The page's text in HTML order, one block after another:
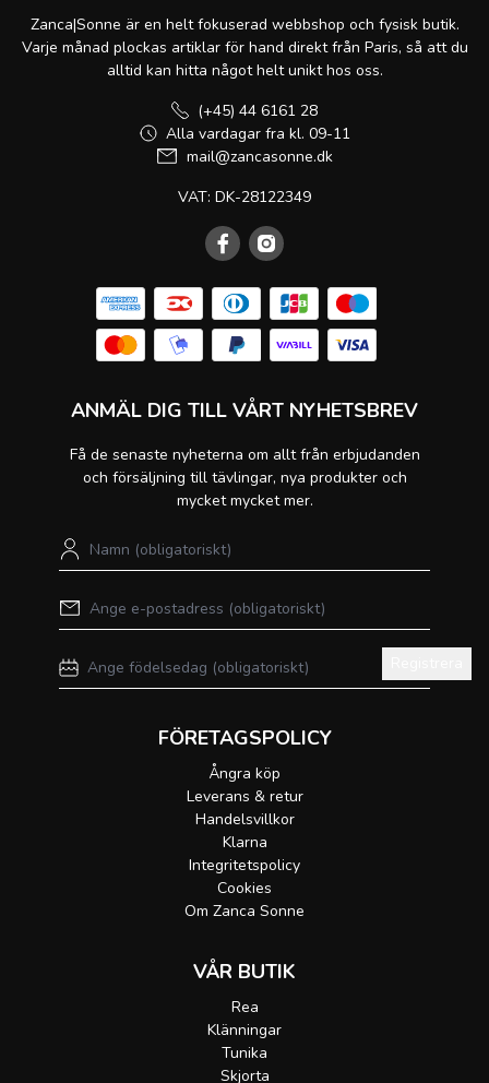
Zanca|Sonne är en helt fokuserad webbshop och fysisk butik.
Varje månad plockas artiklar för hand direkt från Paris, så att du
alltid kan hitta något helt unikt hos oss.
(+45) 44 6161 28
Alla vardagar fra kl. 09-11
mail@zancasonne.dk
VAT: DK-28122349
ANMÄL DIG TILL VÅRT NYHETSBREV
Få de senaste nyheterna om allt från erbjudanden
och försäljning till tävlingar, nya produkter och
mycket mycket mer.
FÖRETAGSPOLICY
Ångra köp
Leverans & retur
Handelsvillkor
Klarna
Integritetspolicy
Cookies
Om Zanca Sonne
VÅR BUTIK
Rea
Klänningar
Tunika
Skjorta